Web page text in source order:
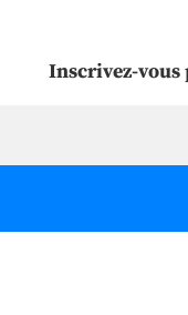
Inscrivez-vous